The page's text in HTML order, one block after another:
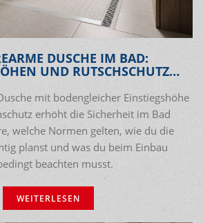
DUSCHE IM BAD:
UND RUTSCHSCHUTZ
mit bodengleicher Einstiegshöhe
erhöht die Sicherheit im Bad
welche Normen gelten, wie du die
planst und was du beim Einbau
beachten musst.
WEITERLESEN